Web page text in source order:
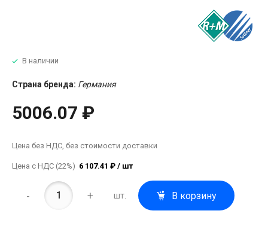
В наличии
Страна бренда: Германия
5006.07 ₽
Цена без НДС, без стоимости доставки
Цена с НДС (22%) 6 107.41 ₽ / шт
- + шт. В корзину